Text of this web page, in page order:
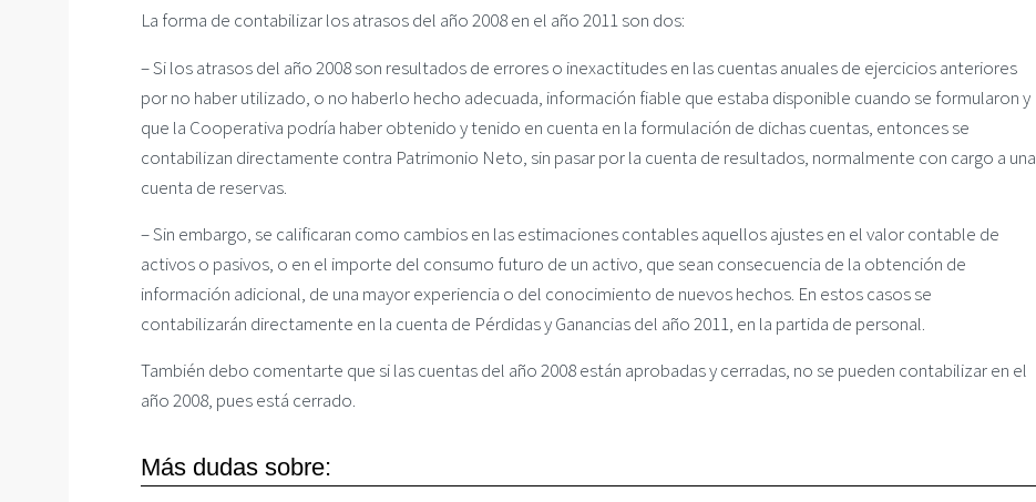
La forma de contabilizar los atrasos del año 2008 en el año 2011 son dos:
– Si los atrasos del año 2008 son resultados de errores o inexactitudes en las cuentas anuales de ejercicios anteriores
por no haber utilizado, o no haberlo hecho adecuada, información fiable que estaba disponible cuando se formularon y
que la Cooperativa podría haber obtenido y tenido en cuenta en la formulación de dichas cuentas, entonces se
contabilizan directamente contra Patrimonio Neto, sin pasar por la cuenta de resultados, normalmente con cargo a una
cuenta de reservas.
– Sin embargo, se calificaran como cambios en las estimaciones contables aquellos ajustes en el valor contable de
activos o pasivos, o en el importe del consumo futuro de un activo, que sean consecuencia de la obtención de
información adicional, de una mayor experiencia o del conocimiento de nuevos hechos. En estos casos se
contabilizarán directamente en la cuenta de Pérdidas y Ganancias del año 2011, en la partida de personal.
También debo comentarte que si las cuentas del año 2008 están aprobadas y cerradas, no se pueden contabilizar en el
año 2008, pues está cerrado.
Más dudas sobre: